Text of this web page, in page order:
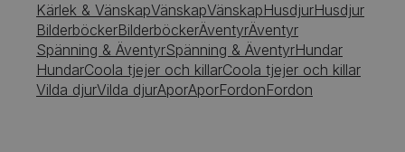
Kärlek & VänskapVänskapVänskapHusdjurHusdjur
BilderböckerBilderböckerÄventyrÄventyr
Spänning & ÄventyrSpänning & ÄventyrHundar
HundarCoola tjejer och killarCoola tjejer och killar
Vilda djurVilda djurAporAporFordonFordon